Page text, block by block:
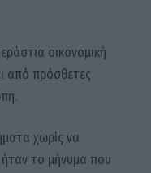
οικονομική
από πρόσθετες
χωρίς να
ήταν το μήνυμα που